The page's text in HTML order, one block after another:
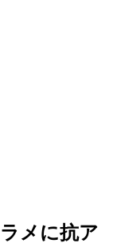
メに抗ア